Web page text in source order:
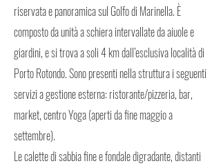
riservata e panoramica sul Golfo di Marinella. È
composto da unità a schiera intervallate da aiuole e
giardini, e si trova a soli 4 km dall’esclusiva località di
Porto Rotondo. Sono presenti nella struttura i seguenti
servizi a gestione esterna: ristorante/pizzeria, bar,
market, centro Yoga (aperti da fine maggio a
settembre).
Le calette di sabbia fine e fondale digradante, distanti